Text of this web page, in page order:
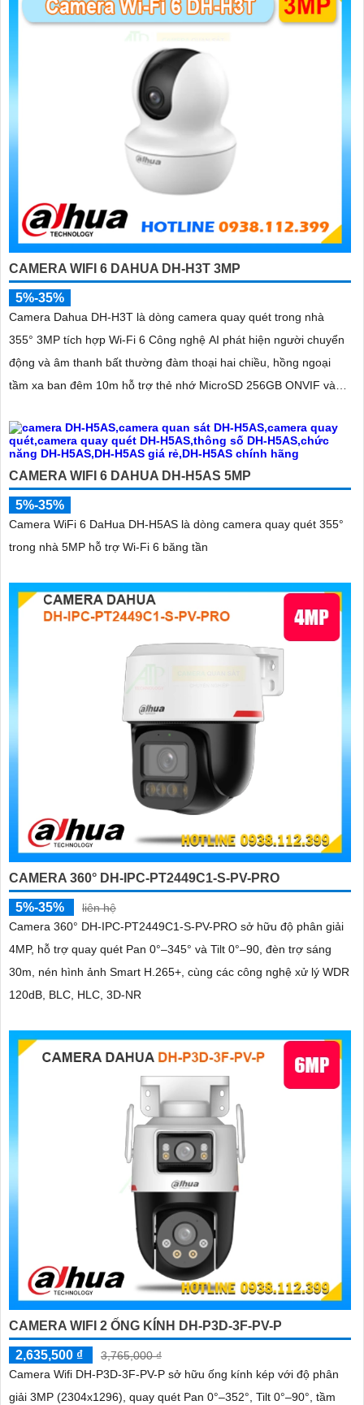
CAMERA WIFI 6 DAHUA DH-H3T 3MP
5%-35%
Camera Dahua DH-H3T là dòng camera quay quét trong nhà
355° 3MP tích hợp Wi-Fi 6 Công nghệ AI phát hiện người chuyển
động và âm thanh bất thường đàm thoại hai chiều, hồng ngoại
tầm xa ban đêm 10m hỗ trợ thẻ nhớ MicroSD 256GB ONVIF và
CAMERA WIFI 6 DAHUA DH-H5AS 5MP
5%-35%
Camera WiFi 6 DaHua DH-H5AS là dòng camera quay quét 355°
trong nhà 5MP hỗ trợ Wi-Fi 6 băng tần
CAMERA 360° DH-IPC-PT2449C1-S-PV-PRO
5%-35%
liên hệ
Camera 360° DH-IPC-PT2449C1-S-PV-PRO sở hữu độ phân giải
4MP, hỗ trợ quay quét Pan 0°–345° và Tilt 0°–90, đèn trợ sáng
30m, nén hình ảnh Smart H.265+, cùng các công nghệ xử lý WDR
120dB, BLC, HLC, 3D-NR
CAMERA WIFI 2 ỐNG KÍNH DH-P3D-3F-PV-P
2,635,500 ₫
3,765,000 ₫
Camera Wifi DH-P3D-3F-PV-P sở hữu ống kính kép với độ phân
giải 3MP (2304x1296), quay quét Pan 0°–352°, Tilt 0°–90°, tầm